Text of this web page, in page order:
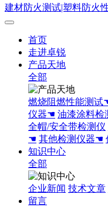
首页
走进卓锐
产品天地
全部
燃烧阻燃性能测试
仪器☚ 油漆涂料
全帽/安全带检测仪
☚ 其他检测仪器☚
知识中心
全部
企业新闻 技术文章
留言